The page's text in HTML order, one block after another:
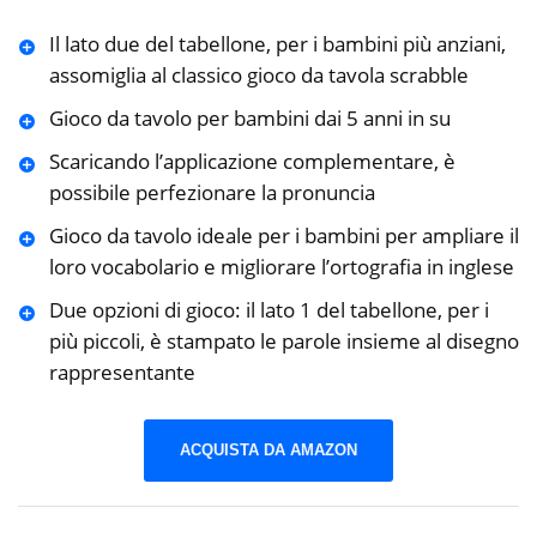
Il lato due del tabellone, per i bambini più anziani,
assomiglia al classico gioco da tavola scrabble
Gioco da tavolo per bambini dai 5 anni in su
Scaricando l’applicazione complementare, è
possibile perfezionare la pronuncia
Gioco da tavolo ideale per i bambini per ampliare il
loro vocabolario e migliorare l’ortografia in inglese
Due opzioni di gioco: il lato 1 del tabellone, per i
più piccoli, è stampato le parole insieme al disegno
rappresentante
ACQUISTA DA AMAZON